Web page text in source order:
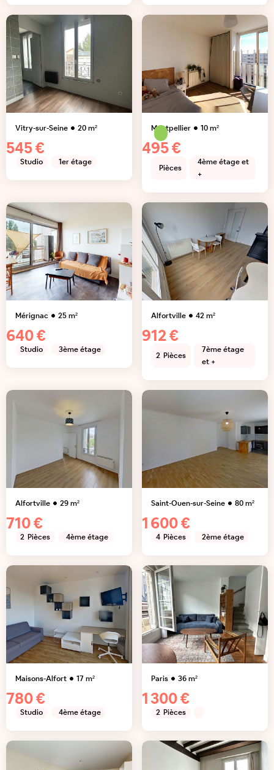
Vitry-sur-Seine 20m²
545 €
Studio 1er étage
Montpellier 10m²
495 €
Pièces
4ème étage et
+
Mérignac 25m²
640 €
Studio 3ème étage
Alfortville 42m²
912 €
2 Pièces
7ème étage
et +
Alfortville 29m²
710 €
2 Pièces 4ème étage
Saint-Ouen-sur-Seine 80m²
1 600 €
4 Pièces 2ème étage
Maisons-Alfort 17m²
780 €
Studio 4ème étage
Paris 36m²
1 300 €
2 Pièces